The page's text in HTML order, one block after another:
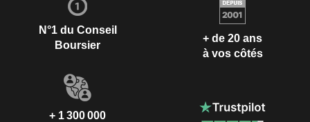
N°1 du Conseil
Boursier
+ de 20 ans
à vos côtés
+ 1 300 000